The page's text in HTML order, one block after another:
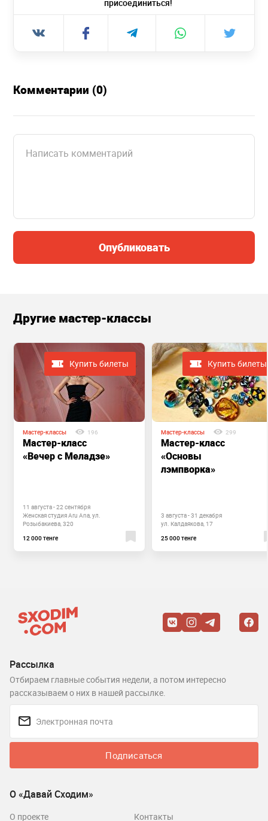
присоединиться!
Комментарии (0)
Опубликовать
Другие мастер-классы
Купить билеты
Мастер-классы 196
Мастер-класс
«Вечер с Меладзе»
11 августа - 22 сентября
Женская студия Aru Ana, ул.
Розыбакиева, 320
12 000 тенге
Купить билеты
Мастер-классы 299
Мастер-класс
«Основы
лэмпворка»
3 августа - 31 декабря
ул. Калдаякова, 17
25 000 тенге
Рассылка
Отбираем главные события недели, а потом интересно
рассказываем о них в нашей рассылке.
Подписаться
О «Давай Сходим»
О проекте Контакты